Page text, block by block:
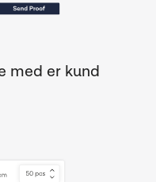
med er kund